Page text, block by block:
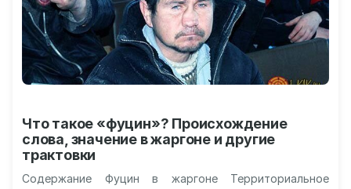
Что такое «фуцин»? Происхождение
слова, значение в жаргоне и другие
трактовки
Содержание Фуцин в жаргоне Территориальное